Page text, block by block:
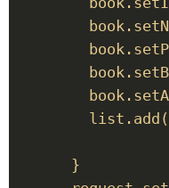
      }